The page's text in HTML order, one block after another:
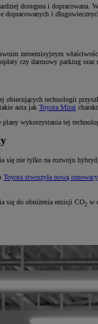
dostępna i
dopracowanych i
zeroemisyjnym
czy darmowy parking
obiecujących technologii
auta jak Toyota Mirai
plany wykorzystania tej
nie tylko na rozwoju
Toyota stworzyła nową
się do obniżenia emisji CO2 w